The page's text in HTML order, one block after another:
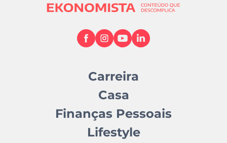
Carreira
Casa
Finanças Pessoais
Lifestyle